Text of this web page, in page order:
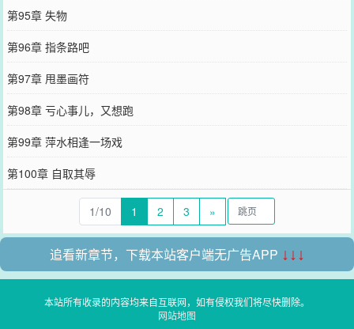
第95章 失物
第96章 指条路吧
第97章 甩墨画符
第98章 亏心事儿，又想跑
第99章 萍水相逢一场戏
第100章 自取其辱
1/10 1 2 3 »
追看新章节，下载本站客户端无广告APP ↓↓↓
本站所有收录的内容均来自互联网，如有侵权我们将尽快删除。
网站地图